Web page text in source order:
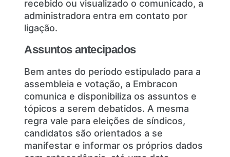
recebido ou visualizado o comunicado, a
administradora entra em contato por
ligação.
Assuntos antecipados
Bem antes do período estipulado para a
assembleia e votação, a Embracon
comunica e disponibiliza os assuntos e
tópicos a serem debatidos. A mesma
regra vale para eleições de síndicos,
candidatos são orientados a se
manifestar e informar os próprios dados